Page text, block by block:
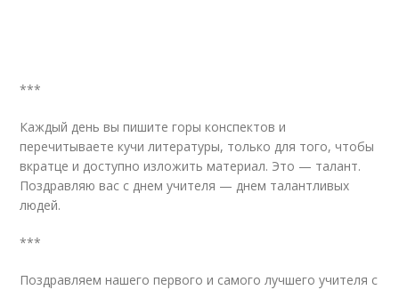
***
Каждый день вы пишите горы конспектов и
перечитываете кучи литературы, только для того, чтобы
вкратце и доступно изложить материал. Это — талант.
Поздравляю вас с днем учителя — днем талантливых
людей.
***
Поздравляем нашего первого и самого лучшего учителя с